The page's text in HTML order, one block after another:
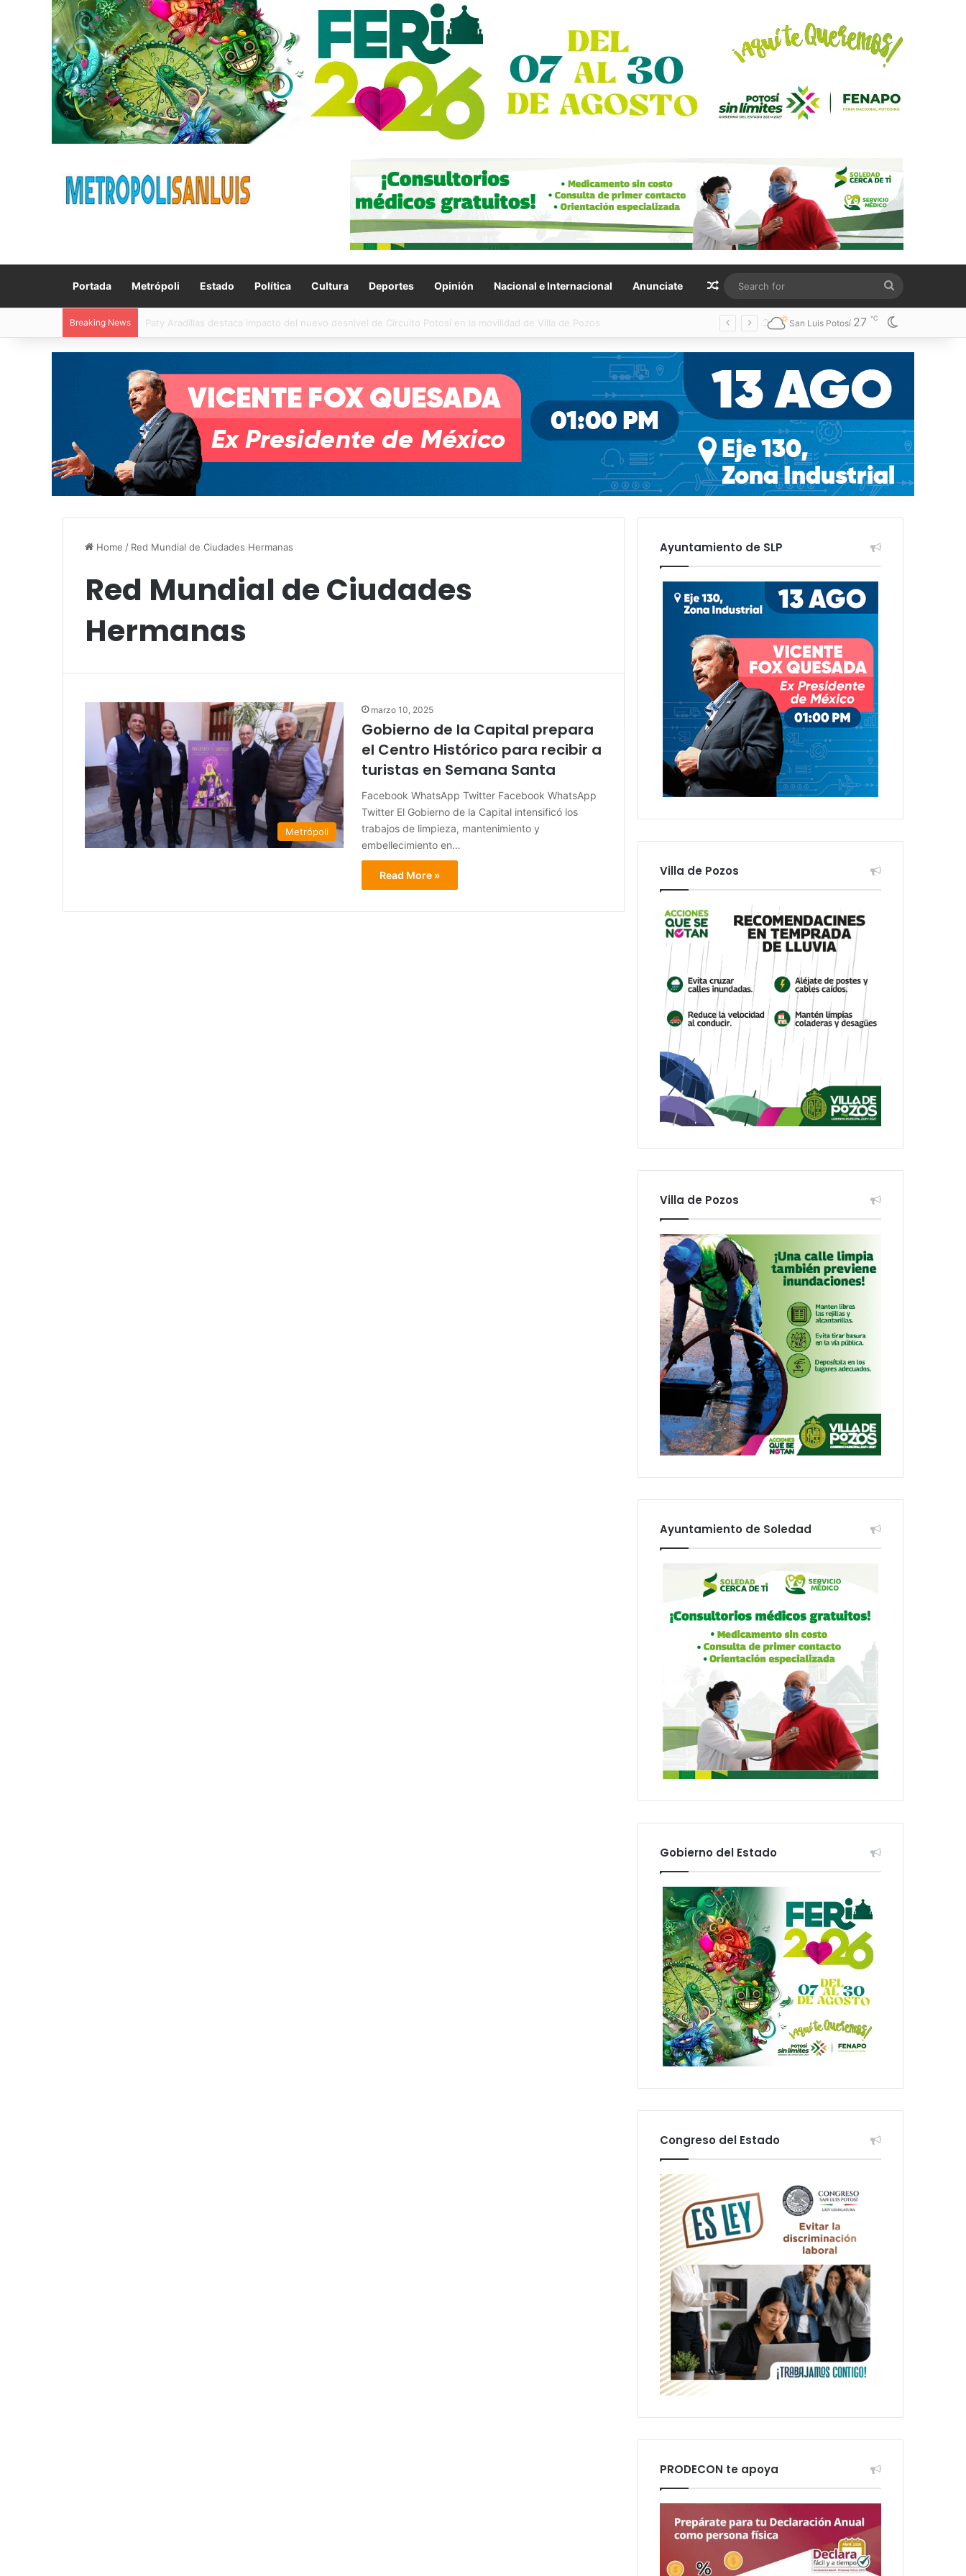
Portada Metrópoli Estado Política Cultura Deportes Opinión Nacional e Internacional Anunciate Random Article
for
Breaking News Villa de Pozos reporta reducción del 50 % en incendios forestales y de pastizales San Luis Potosí 27 ℃
Home / Red Mundial de Ciudades Hermanas
Red Mundial de Ciudades
Hermanas
Metrópoli
marzo 10, 2025
Gobierno de la Capital prepara
el Centro Histórico para recibir a
turistas en Semana Santa
Facebook WhatsApp Twitter Facebook WhatsApp
Twitter El Gobierno de la Capital intensificó los
trabajos de limpieza, mantenimiento y
embellecimiento en…
Read More »
Ayuntamiento de SLP
Villa de Pozos
Villa de Pozos
Ayuntamiento de Soledad
Gobierno del Estado
Congreso del Estado
PRODECON te apoya